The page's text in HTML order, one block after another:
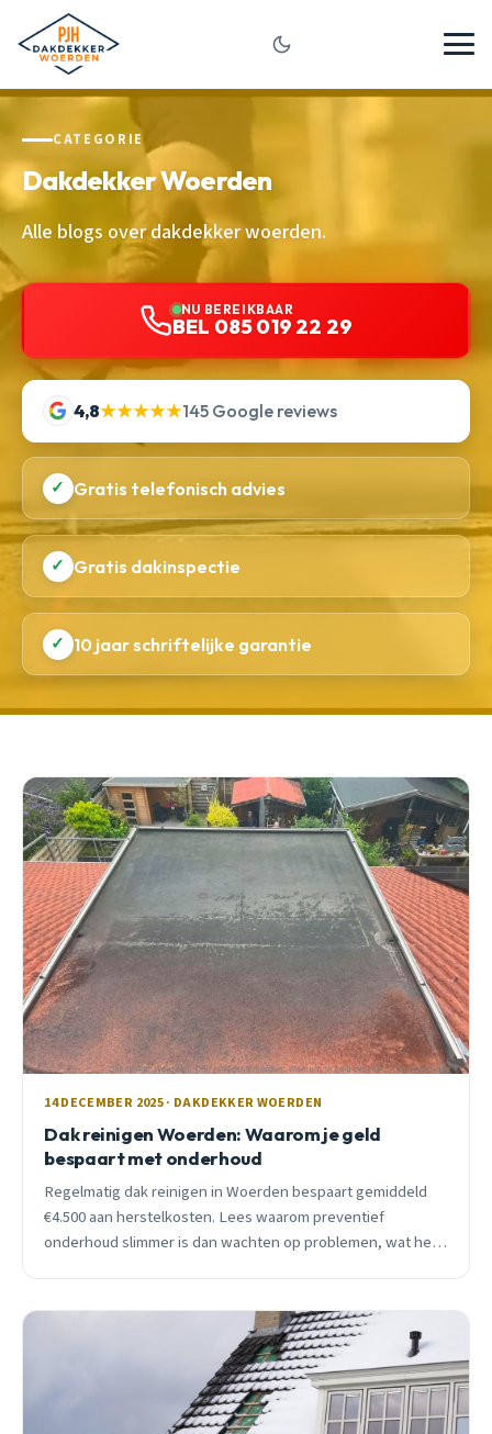
CATEGORIE
Dakdekker Woerden
Alle blogs over dakdekker woerden.
NU BEREIKBAAR
BEL 085 019 22 29
4,8★★★★★145 Google reviews
✓ Gratis telefonisch advies
✓ Gratis dakinspectie
✓ 10 jaar schriftelijke garantie
14 DECEMBER 2025 · DAKDEKKER WOERDEN
Dak reinigen Woerden: Waarom je geld
bespaart met onderhoud
Regelmatig dak reinigen in Woerden bespaart gemiddeld
€4.500 aan herstelkosten. Lees waarom preventief
onderhoud slimmer is dan wachten op problemen, wat het